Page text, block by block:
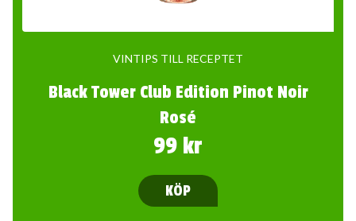
VINTIPS TILL RECEPTET
Black Tower Club Edition Pinot Noir
Rosé
99 kr
KÖP